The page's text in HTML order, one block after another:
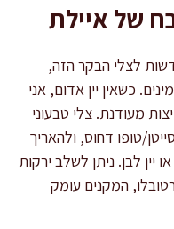
של איילת
לצלי הבקר הזה,
כשאין יין אדום, אני
מעודנת. צלי טבעוני
טופו דחוס, ולהאריך
יין לבן. ניתן לשלב ירקות
המקנים עומק